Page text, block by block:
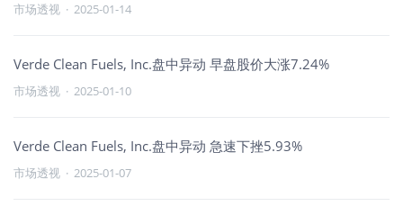
市场透视 · 2025-01-14
Verde Clean Fuels, Inc.盘中异动 早盘股价大涨7.24%
市场透视 · 2025-01-10
Verde Clean Fuels, Inc.盘中异动 急速下挫5.93%
市场透视 · 2025-01-07